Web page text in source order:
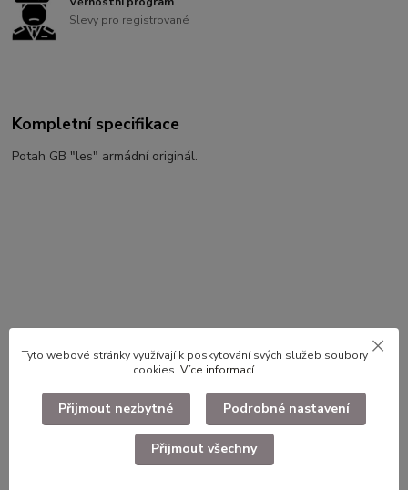
Slevy pro registrované
Kompletní specifikace
Potah GB "les" armádní originál.
Použité dlouhodobě skladované zboží.
Zboží zařazeno v kategoriích
Helmy, čepice, brigadýrky
Tyto webové stránky využívají k poskytování svých služeb soubory
cookies. Více informací.
Přijmout nezbytné Podrobné nastavení
Přijmout všechny